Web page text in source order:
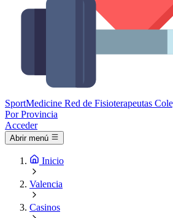
SportMedicine Red de Fisioterapeutas
Por Provincia
Acceder
Abrir menú
Inicio
Valencia
Casinos